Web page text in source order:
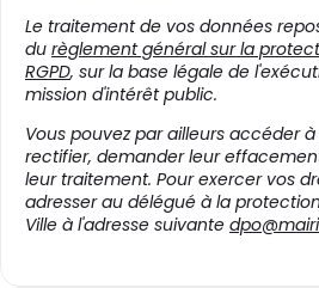
Le traitement de vos données
du règlement général sur la
RGPD, sur la base légale de
mission d'intérêt public.
Vous pouvez par ailleurs accéder
rectifier, demander leur
leur traitement. Pour exercer vos
adresser au délégué à la
Ville à l'adresse suivante